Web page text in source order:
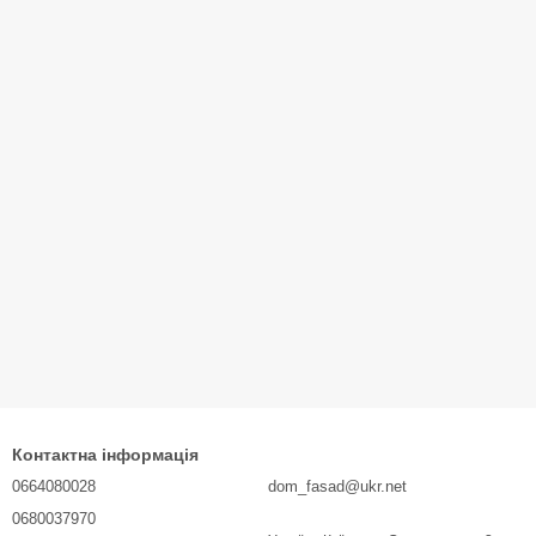
Контактна інформація
0664080028
0680037970
dom_fasad@ukr.net